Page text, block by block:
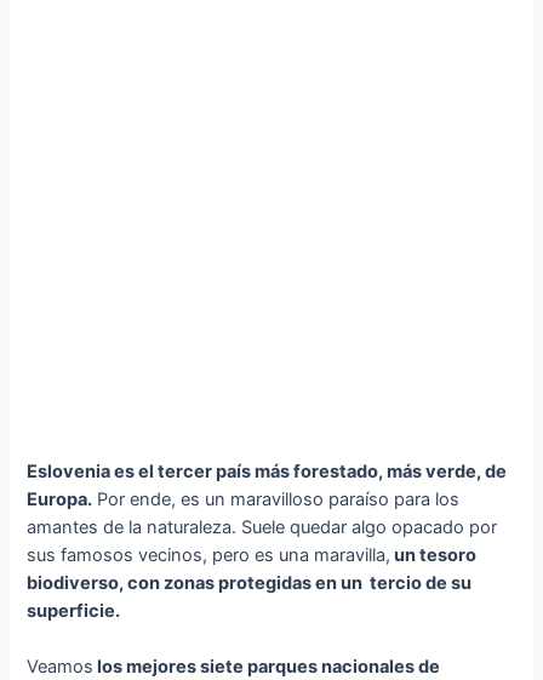
Eslovenia es el tercer país más forestado, más verde, de
Europa. Por ende, es un maravilloso paraíso para los
amantes de la naturaleza. Suele quedar algo opacado por
sus famosos vecinos, pero es una maravilla, un tesoro
biodiverso, con zonas protegidas en un tercio de su
superficie.
Veamos los mejores siete parques nacionales de